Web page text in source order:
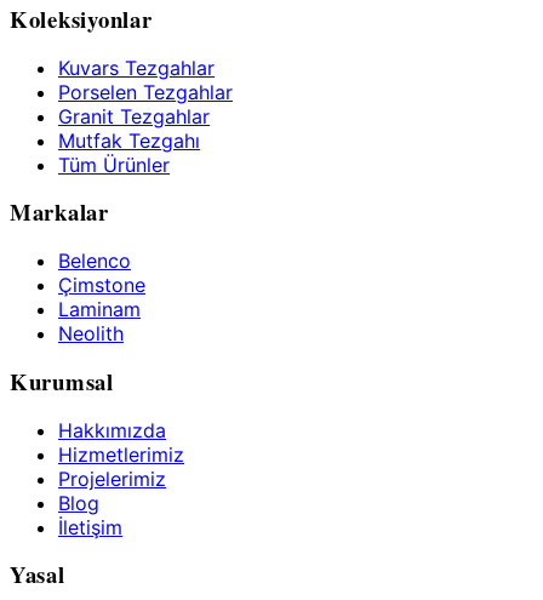
Koleksiyonlar
Kuvars Tezgahlar
Porselen Tezgahlar
Granit Tezgahlar
Mutfak Tezgahı
Tüm Ürünler
Markalar
Belenco
Çimstone
Laminam
Neolith
Kurumsal
Hakkımızda
Hizmetlerimiz
Projelerimiz
Blog
İletişim
Yasal